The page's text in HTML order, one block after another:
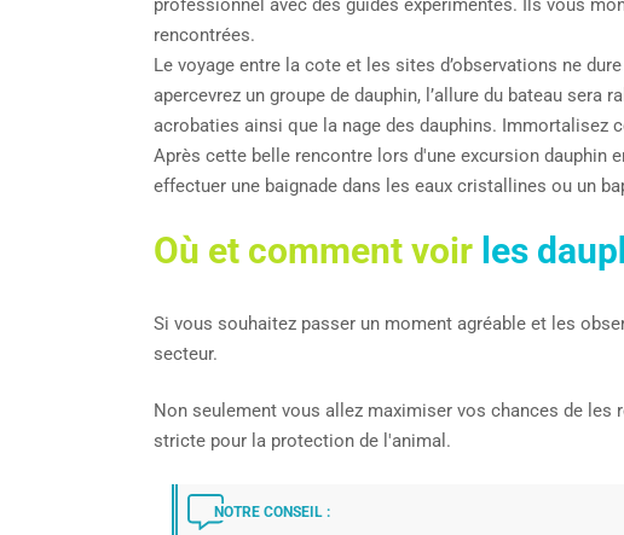
professionnel avec des guides expérimentés. Ils vous
rencontrées.
Le voyage entre la cote et les sites d’observations ne
apercevrez un groupe de dauphin, l’allure du bateau
acrobaties ainsi que la nage des dauphins. Immortalisez
Après cette belle rencontre lors d'une excursion dauphin
effectuer une baignade dans les eaux cristallines ou un
Où et comment voir les
Si vous souhaitez passer un moment agréable et les
secteur.
Non seulement vous allez maximiser vos chances de
stricte pour la protection de l'animal.
NOTRE CONSEIL :